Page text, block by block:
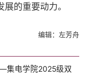
的重要动力。
编辑：左芳舟
集电学院2025级双